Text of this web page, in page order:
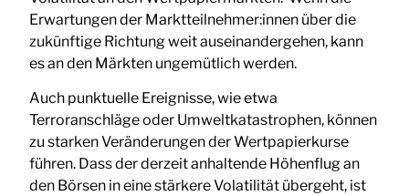
Erwartungen der Marktteilnehmer:innen über die
zukünftige Richtung weit auseinandergehen, kann
es an den Märkten ungemütlich werden.
Auch punktuelle Ereignisse, wie etwa
Terroranschläge oder Umweltkatastrophen, können
zu starken Veränderungen der Wertpapierkurse
führen. Dass der derzeit anhaltende Höhenflug an
den Börsen in eine stärkere Volatilität übergeht, ist